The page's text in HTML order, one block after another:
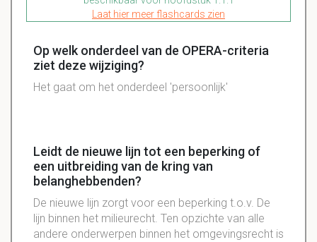
Laat hier meer flashcards zien
Op welk onderdeel van de OPERA-criteria
ziet deze wijziging?
Het gaat om het onderdeel 'persoonlijk'
Leidt de nieuwe lijn tot een beperking of
een uitbreiding van de kring van
belanghebbenden?
De nieuwe lijn zorgt voor een beperking t.o.v. De
lijn binnen het milieurecht. Ten opzichte van alle
andere onderwerpen binnen het omgevingsrecht is